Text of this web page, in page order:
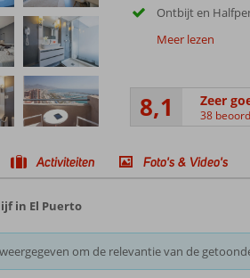
Ontbijt en
Meer lezen
8,1 Zeer
38
Activiteiten Foto's & Video's
in El Puerto
om de relevantie van de